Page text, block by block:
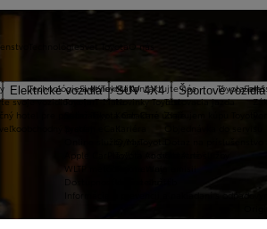
Elektrické vozidlá SUV 4X4 Športové vozidlá
Toyota
svoje vozidlo na jar
hotel pre pneumatiky
predaj
Technológie
Technológie a konektivita
Toyota T-Mate
Apple CarPlay™ a Android Auto®
WLTP metodika merania emisii
Dostupnosť online služieb
Informácie o prevencii a nakladaní s
Svet Toyota
Svet Toyota
Novinky Toyota
O nás
Kontaktujte nás
Testovacia jazda